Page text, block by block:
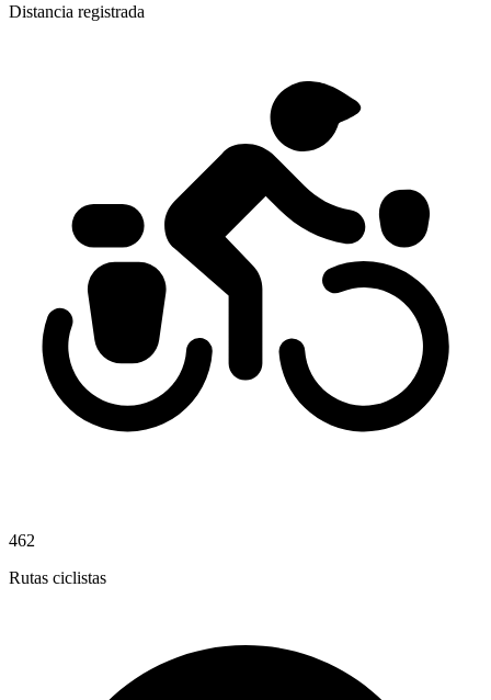
Distancia registrada
462
Rutas ciclistas